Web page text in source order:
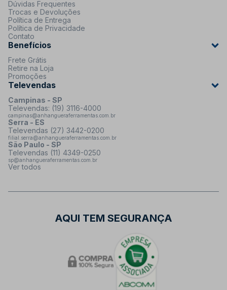
Dúvidas Frequentes
Trocas e Devoluções
Política de Entrega
Política de Privacidade
Contato
Benefícios
Frete Grátis
Retire na Loja
Promoções
Televendas
Campinas - SP
Televendas: (19) 3116-4000
campinas@anhangueraferramentas.com.br
Serra - ES
Televendas (27) 3442-0200
filial.serra@anhangueraferramentas.com.br
São Paulo - SP
Televendas (11) 4349-0250
sp@anhangueraferramentas.com.br
Ver todos
AQUI TEM SEGURANÇA